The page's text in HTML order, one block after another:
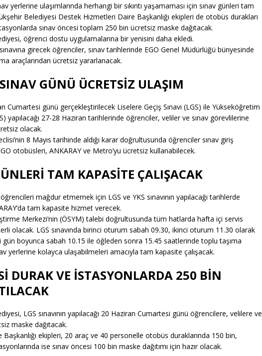
[ 06/08/2026 ] 2026-2027 Uyum Haftası Ne Zaman Başlıyor? Öğrencilere Rehberlik
EĞITIM
[ 06/08/2026 ] Geleceğin Doktoru ve Mühendislik Birliği: Yeni Nesil Sağlık Uzmanları
[ 06/08/2026 ] DGS 2026 Sonuçlarının Açıklanma Tarihi Belli Oldu
[ 06/08/2026 ] İl İçi Öğretmen Atama Sonuçlarının Açıklanması
EĞITIM
[ 06/08/2026 ] AÖL 3. Dönem Sınav Sonuçları ve Öğrenme Rehberi
EĞITIM
[ 06/08/2026 ] Öğretmenlerin Mazerete Bağlı Yer Değiştirme Sonucu Nedir?
EĞITIM
Maltepe Yaz Okulu Öğrencilerine Yönelik Afet Bilinci Eğitimleri
yerlerine ulaşımlarında herhangi bir sıkıntı yaşamaması için sınav günleri tam
Belediyesi Destek Hizmetleri Daire Başkanlığı ekipleri de otobüs durakları
sınav öncesi toplam 250 bin ücretsiz maske dağıtacak.
öğrenci dostu uygulamalarına bir yenisini daha ekledi.
girecek öğrenciler, sınav tarihlerinde EGO Genel Müdürlüğü bünyesinde
araçlarından ücretsiz yararlanacak.
GÜNÜ ÜCRETSİZ ULAŞIM
Cumartesi günü gerçekleştirilecek Liselere Geçiş Sınavı (LGS) ile Yükseköğretim
yapılacağı 27-28 Haziran tarihlerinde öğrenciler, veliler ve sınav görevlilerine
olacak.
8 Mayıs tarihinde aldığı karar doğrultusunda öğrenciler sınav giriş
otobüsleri, ANKARAY ve Metro’yu ücretsiz kullanabilecek.
TAM KAPASİTE ÇALIŞACAK
mağdur etmemek için LGS ve YKS sınavının yapılacağı tarihlerde
tam kapasite hizmet verecek.
Merkezi’nin (ÖSYM) talebi doğrultusunda tüm hatlarda hafta içi servis
olacak. LGS sınavında birinci oturum sabah 09.30, ikinci oturum 11.30 olarak
gün boyunca sabah 10.15 ile öğleden sonra 15.45 saatlerinde toplu taşıma
yerlerine kolayca ulaşabilmeleri amacıyla tam kapasite çalışacak.
DURAK VE İSTASYONLARDA 250 BİN
LGS sınavının yapılacağı 20 Haziran Cumartesi günü öğrencilere, velilere ve
maske dağıtacak.
ekipleri, 20 araç ve 40 personelle otobüs duraklarında 150 bin,
ise sınav öncesi 100 bin maske dağıtımı için hazır olacak.